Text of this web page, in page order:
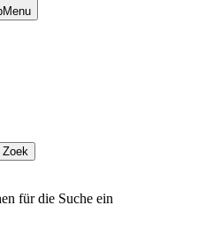
Zoek
für die Suche ein